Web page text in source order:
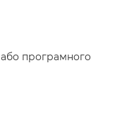
програмного